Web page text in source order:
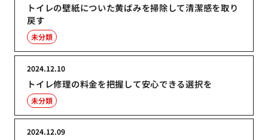
トイレの壁紙についた黄ばみを掃除して清潔感を取り
戻す
未分類
トイレ修理の料金を把握して安心できる選択を
2024.12.10
未分類
2024.12.09